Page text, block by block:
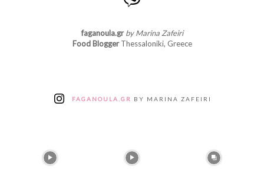
faganoula.gr by Marina Zafeiri
Food BloggerThessaloniki, Greece
FAGANOULA.GR BY MARINA ZAFEIRI